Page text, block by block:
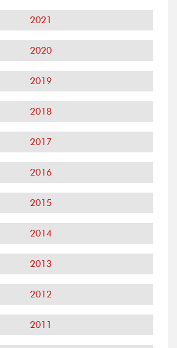
2021
2020
2019
2018
2017
2016
2015
2014
2013
2012
2011